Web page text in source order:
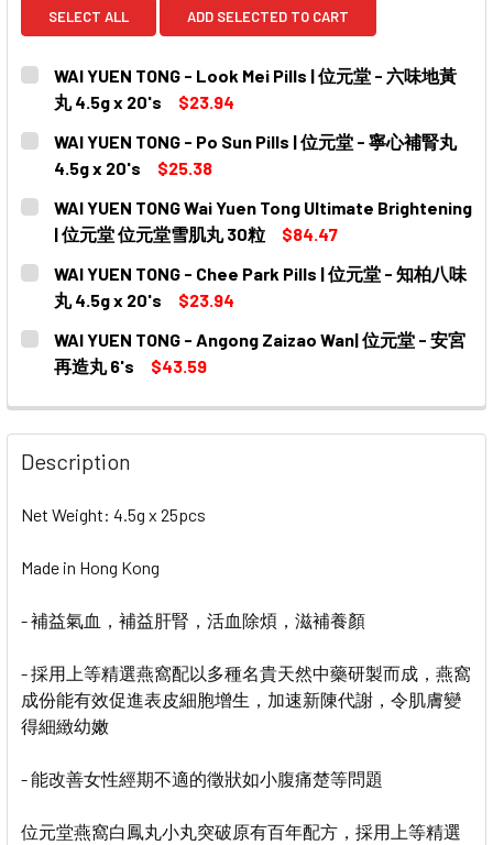
SELECT ALL ADD SELECTED TO CART
WAI YUEN TONG - Look Mei Pills | 位元堂 - 六味地黃
丸 4.5g x 20's
$23.94
CURRENT
STOCK:
QUANTITY:
DECREASE QUANTITY OF WAI YUEN TONG - LOOK MEI
INCREASE QUANTITY OF WAI YUEN TONG -
WAI YUEN TONG - Po Sun Pills | 位元堂 - 寧心補腎丸
4.5g x 20's
$25.38
CURRENT
STOCK:
QUANTITY:
DECREASE QUANTITY OF WAI YUEN TONG - PO SUN
INCREASE QUANTITY OF WAI YUEN TONG -
WAI YUEN TONG Wai Yuen Tong Ultimate Brightening
| 位元堂 位元堂雪肌丸 30粒
$84.47
CURRENT
STOCK:
QUANTITY:
DECREASE QUANTITY OF WAI YUEN TONG WAI YUEN
INCREASE QUANTITY OF WAI YUEN TONG WAI
WAI YUEN TONG - Chee Park Pills | 位元堂 - 知柏八味
丸 4.5g x 20's
$23.94
CURRENT
STOCK:
QUANTITY:
DECREASE QUANTITY OF WAI YUEN TONG - CHEE PARK
INCREASE QUANTITY OF WAI YUEN TONG -
WAI YUEN TONG - Angong Zaizao Wan| 位元堂 - 安宮
再造丸 6's
$43.59
DECREASE QUANTITY OF WAI YUEN TONG - ANGONG
INCREASE QUANTITY OF WAI YUEN TONG -
Description
Net Weight: 4.5g x 25pcs
Made in Hong Kong
- 補益氣血，補益肝腎，活血除煩，滋補養顏
- 採用上等精選燕窩配以多種名貴天然中藥研製而成，燕窩
成份能有效促進表皮細胞增生，加速新陳代謝，令肌膚變
得細緻幼嫩
- 能改善女性經期不適的徵狀如小腹痛楚等問題
位元堂燕窩白鳳丸小丸突破原有百年配方，採用上等精選